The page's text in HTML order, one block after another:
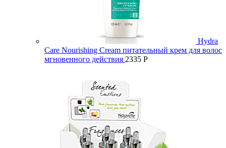
Hydra
Care Nourishing Cream питательный крем для волос
мгновенного действия 2335 Р